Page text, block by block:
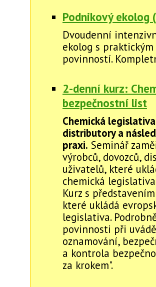
Podnikový ekolog
Dvoudenní
ekolog s
povinností.
2-denní kurz:
bezpečnostní list
Chemická
distributory a
praxi. Seminář
výrobců, dovozců,
uživatelů, které
chemická
Kurz s
které ukládá
legislativa.
povinnosti při
oznamování,
a kontrola
za krokem".